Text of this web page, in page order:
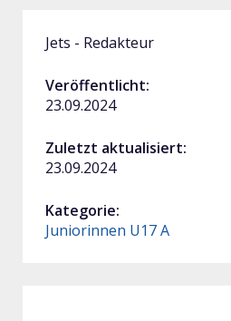
Jets - Redakteur
Veröffentlicht:
23.09.2024
Zuletzt aktualisiert:
23.09.2024
Kategorie:
Juniorinnen U17 A